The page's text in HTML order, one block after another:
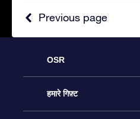
Previous page
OSR
ग्राहक सेवा
हमारे गिफ़्ट